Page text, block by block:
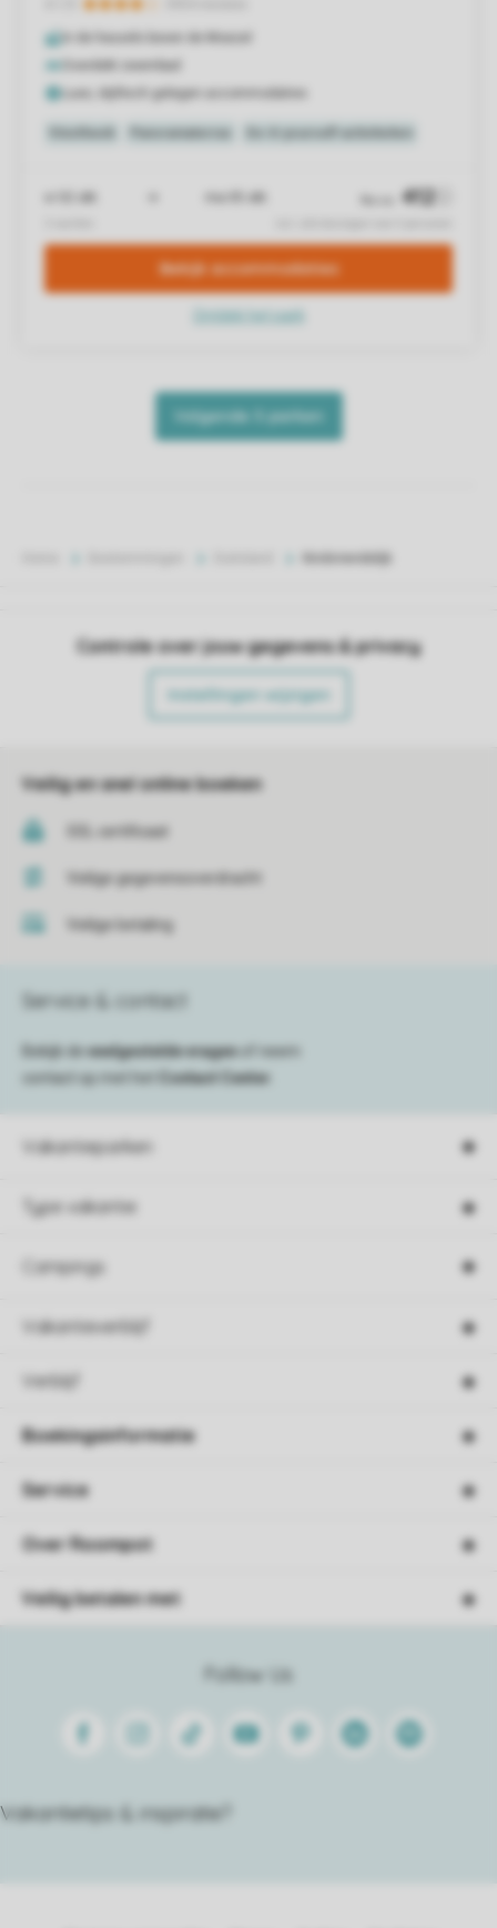
Controle over jouw gegevens & privacy
Instellingen wijzigen
Veilig en snel online boeken
SSL certificaat
Veilige gegevensoverdracht
Veilige betaling
Vakantieparken
Type vakantie
Campings
Vakantieverblijf
Verblijf
Service & contact
Bekijk de veelgestelde vragen
of neem
contact op met het
Contact Center
Follow Us
FacebookInstagram
Tiktok Youtube PinterestLinkedinSpotify
Vakantietips & inspiratie?
Boekingsinformatie
Service
Over Roompot
Veilig betalen met